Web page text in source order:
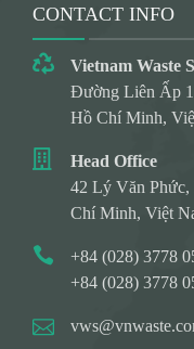
CONTACT INFO
Vietnam Waste
Đường Liên Ấp
Hồ Chí Minh,
Head Office
42 Lý Văn
Chí Minh, Việt
+84 (028) 3778
+84 (028) 3778